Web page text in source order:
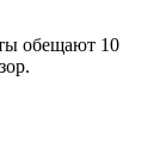
обещают 10